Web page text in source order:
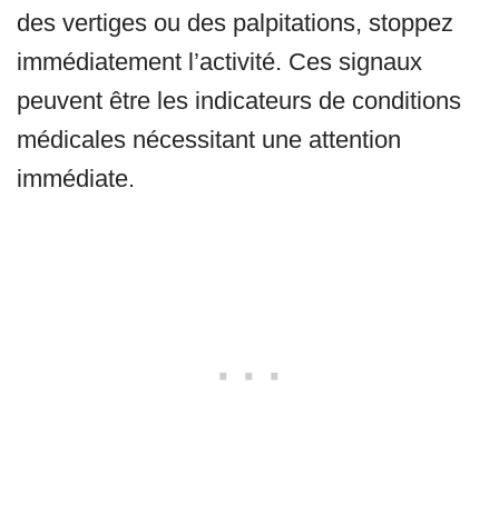
des vertiges ou des palpitations, stoppez
immédiatement l’activité. Ces signaux
peuvent être les indicateurs de conditions
médicales nécessitant une attention
immédiate.